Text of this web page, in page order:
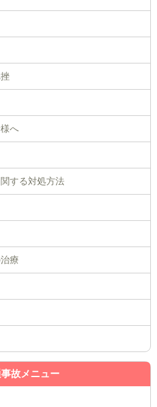
へ
する対処方法
療
故メニュー